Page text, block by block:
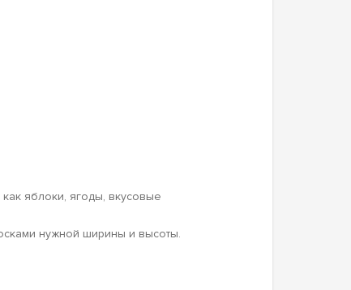
яблоки, ягоды, вкусовые
нужной ширины и высоты.